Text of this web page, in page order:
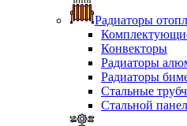
Радиаторы
Конвекторы
Радиаторы
Радиаторы
Стальные
Стальной